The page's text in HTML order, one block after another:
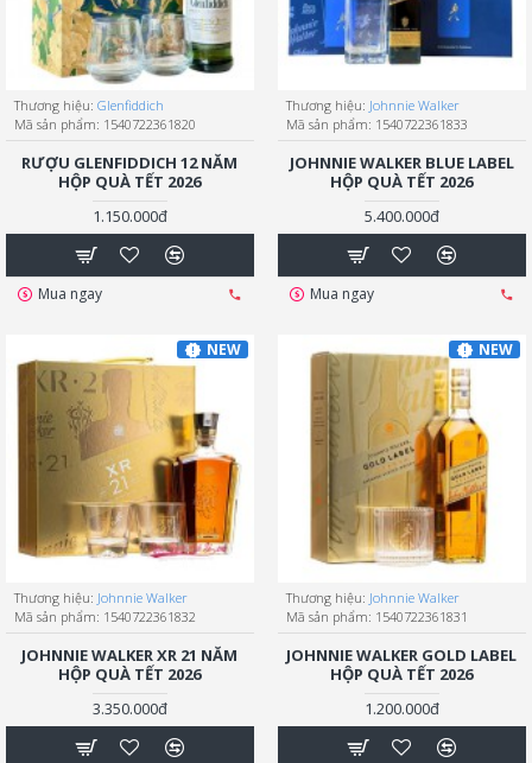
Thương hiệu: Glenfiddich
Mã sản phẩm: 1540722361820
RƯỢU GLENFIDDICH 12 NĂM
HỘP QUÀ TẾT 2026
1.150.000đ
Mua ngay
Thương hiệu: Johnnie Walker
Mã sản phẩm: 1540722361833
JOHNNIE WALKER BLUE LABEL
HỘP QUÀ TẾT 2026
5.400.000đ
Mua ngay
NEW
Thương hiệu: Johnnie Walker
Mã sản phẩm: 1540722361832
JOHNNIE WALKER XR 21 NĂM
HỘP QUÀ TẾT 2026
3.350.000đ
NEW
Thương hiệu: Johnnie Walker
Mã sản phẩm: 1540722361831
JOHNNIE WALKER GOLD LABEL
HỘP QUÀ TẾT 2026
1.200.000đ